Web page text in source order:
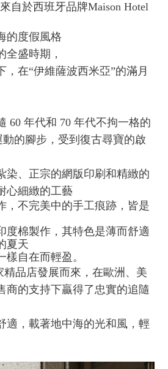
來自於西班牙品牌Maison Hotel
的度假風格
全盛時期，
，在“伊維薩波西米亞”的滿月
60 年代和 70 年代不拘一格的
動的腳步，受到復古尋寶的啟
染、正宗的網版印刷和精緻的
心細緻的工藝
，不完美中的手工痕跡 ，皆是
度棉製作，其特色是薄而舒適
夏天
自在而輕盈。
精品店發展而來，在歐洲、美
商的支持下贏得了忠實的追隨
適，載著地中海的光和風，輕